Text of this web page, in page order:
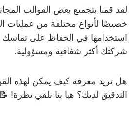
لقد قمنا بتجميع بعض القوالب
خصيصًا لأنواع مختلفة من عمليات
استخدامها في الحفاظ على تماسك
شركتك أكثر شفافية ومسؤولية.
هل تريد معرفة كيف يمكن لهذه
التدقيق لديك؟ هيا بنا نلقي نظرة! 📝